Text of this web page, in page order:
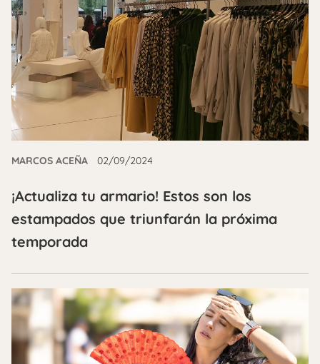
MARCOS ACEÑA 02/09/2024
¡Actualiza tu armario! Estos son los
estampados que triunfarán la próxima
temporada